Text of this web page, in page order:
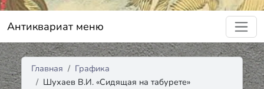
Антиквариат меню
Главная
Графика
Шухаев В.И. «Сидящая на табурете»